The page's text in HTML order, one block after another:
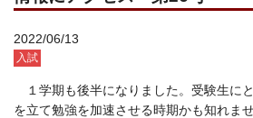
2022/06/13
入試
１学期も後半になりました。受験生に
を立て勉強を加速させる時期かも知れま